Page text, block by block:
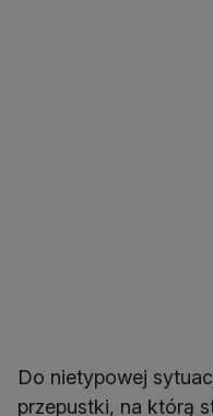
Do nietypowej
przepustki, na którą